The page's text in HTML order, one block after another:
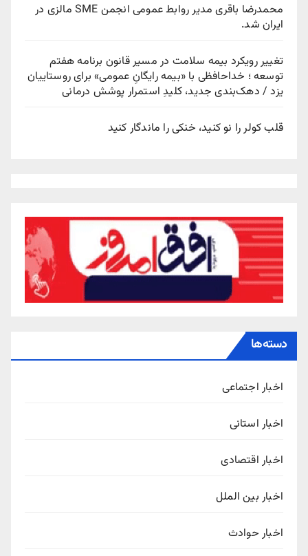
محمدرضا باقری مدیر روابط عمومی انجمن SME مالزی در
ایران شد.
تغییر رویکرد بیمه سلامت در مسیر قانون برنامه هفتم
توسعه ؛ خداحافظی با «بیمه رایگانِ عمومی» برای روستاییان
یزد / دهک‌بندی جدید، کلیدِ استمرار پوشش درمانی
قلب کولر را نو کنید، خنکی را ماندگار کنید
دسته‌ها
اخبار اجتماعی
اخبار استانی
اخبار اقتصادی
اخبار بین الملل
اخبار حوادث